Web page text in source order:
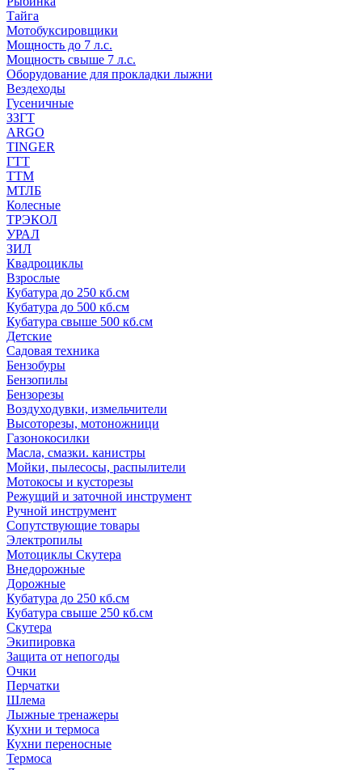
Тайга
Мотобуксировщики
Мощность до 7 л.с.
Мощность свыше 7 л.с.
Оборудование для прокладки лыжни
Вездеходы
Гусеничные
ЗЗГТ
ARGO
TINGER
ГТТ
ТТМ
МТЛБ
Колесные
ТРЭКОЛ
УРАЛ
ЗИЛ
Квадроциклы
Взрослые
Кубатура до 250 кб.см
Кубатура до 500 кб.см
Кубатура свыше 500 кб.см
Детские
Садовая техника
Бензобуры
Бензопилы
Бензорезы
Воздуходувки, измельчители
Высоторезы, мотоножници
Газонокосилки
Масла, смазки. канистры
Мойки, пылесосы, распылители
Мотокосы и кусторезы
Режущий и заточной инструмент
Ручной инструмент
Сопутствующие товары
Электропилы
Мотоциклы Скутера
Внедорожные
Дорожные
Кубатура до 250 кб.см
Кубатура свыше 250 кб.см
Скутера
Экипировка
Защита от непогоды
Очки
Перчатки
Шлема
Лыжные тренажеры
Кухни и термоса
Кухни переносные
Термоса